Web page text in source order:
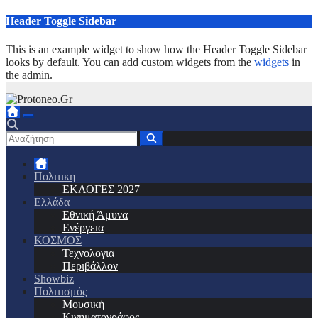
Μετάβαση
περιεχόμενο
Header Toggle Sidebar
This is an example widget to show how the Header Toggle Sidebar
looks by default. You can add custom widgets from the widgets in
the admin.
Πολιτικη
ΕΚΛΟΓΕΣ 2027
Ελλάδα
Εθνική Άμυνα
Ενέργεια
ΚΟΣΜΟΣ
Τεχνολογια
Περιβάλλον
Showbiz
Πολιτισμός
Μουσική